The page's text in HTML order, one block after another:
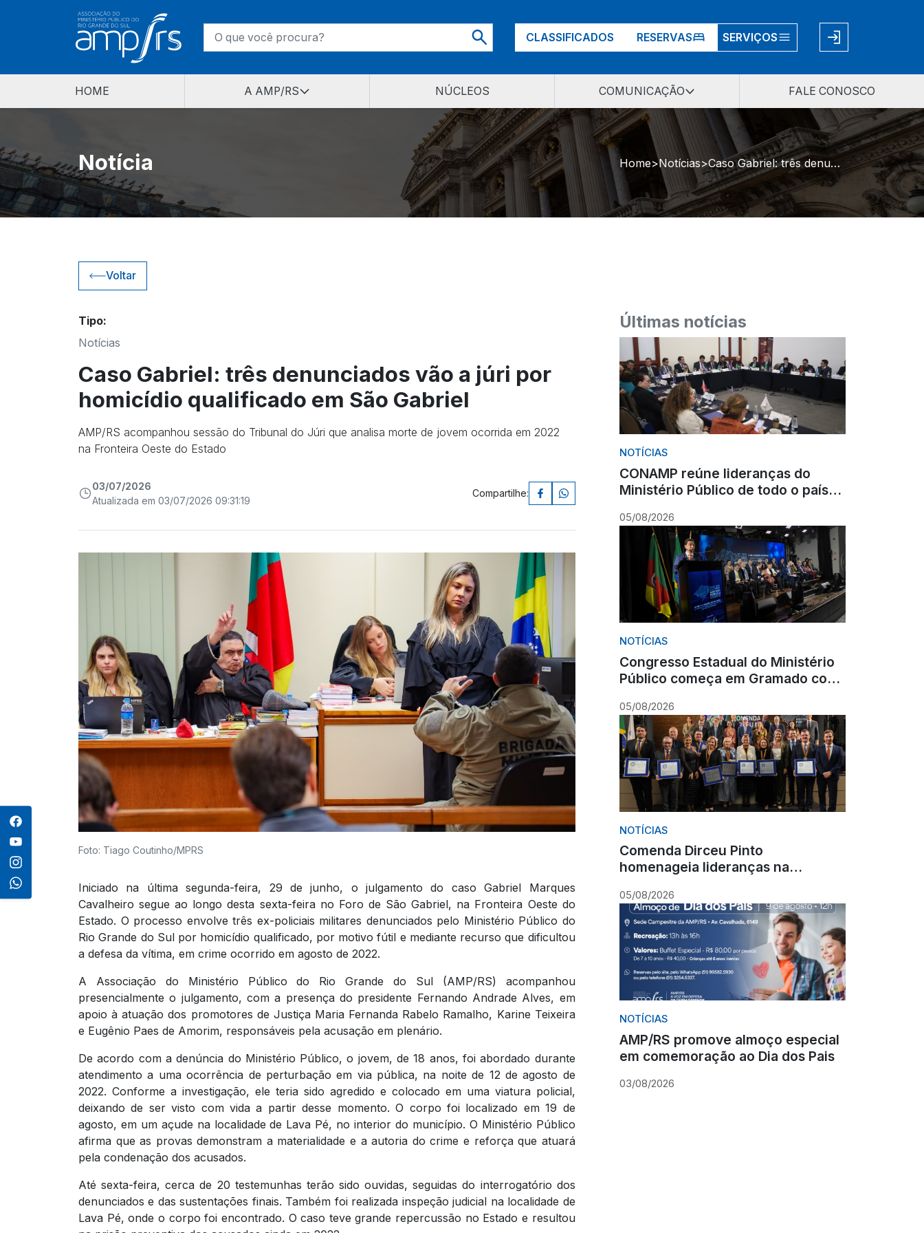
CLASSIFICADOS RESERVAS SERVIÇOS
HOME A AMP/RS NÚCLEOS COMUNICAÇÃO FALE CONOSCO
Notícia Home Notícias Caso Gabriel: três denunciados vão a júri por homicídio qualificado em São Gabriel
Voltar
Tipo:
Notícias
Caso Gabriel: três denunciados vão a júri por
homicídio qualificado em São Gabriel
AMP/RS acompanhou sessão do Tribunal do Júri que analisa morte de jovem ocorrida em 2022
na Fronteira Oeste do Estado
03/07/2026
Atualizada em 03/07/2026 09:31:19
Compartilhe:
Foto: Tiago Coutinho/MPRS
Iniciado na última segunda-feira, 29 de junho, o julgamento do caso Gabriel Marques
Cavalheiro segue ao longo desta sexta-feira no Foro de São Gabriel, na Fronteira Oeste do
Estado. O processo envolve três ex-policiais militares denunciados pelo Ministério Público do
Rio Grande do Sul por homicídio qualificado, por motivo fútil e mediante recurso que dificultou
a defesa da vítima, em crime ocorrido em agosto de 2022.
A Associação do Ministério Público do Rio Grande do Sul (AMP/RS) acompanhou
presencialmente o julgamento, com a presença do presidente Fernando Andrade Alves, em
apoio à atuação dos promotores de Justiça Maria Fernanda Rabelo Ramalho, Karine Teixeira
e Eugênio Paes de Amorim, responsáveis pela acusação em plenário.
De acordo com a denúncia do Ministério Público, o jovem, de 18 anos, foi abordado durante
atendimento a uma ocorrência de perturbação em via pública, na noite de 12 de agosto de
2022. Conforme a investigação, ele teria sido agredido e colocado em uma viatura policial,
deixando de ser visto com vida a partir desse momento. O corpo foi localizado em 19 de
agosto, em um açude na localidade de Lava Pé, no interior do município. O Ministério Público
afirma que as provas demonstram a materialidade e a autoria do crime e reforça que atuará
pela condenação dos acusados.
Até sexta-feira, cerca de 20 testemunhas terão sido ouvidas, seguidas do interrogatório dos
denunciados e das sustentações finais. Também foi realizada inspeção judicial na localidade de
Lava Pé, onde o corpo foi encontrado. O caso teve grande repercussão no Estado e resultou
Últimas notícias
NOTÍCIAS
CONAMP reúne lideranças do
Ministério Público de todo o país
para fortalecer atuação
institucional
05/08/2026
NOTÍCIAS
Congresso Estadual do Ministério
Público começa em Gramado com
05/08/2026
NOTÍCIAS
Comenda Dirceu Pinto
homenageia lideranças na
do Ministério Público
05/08/2026
NOTÍCIAS
AMP/RS promove almoço especial
em comemoração ao Dia dos Pais
03/08/2026